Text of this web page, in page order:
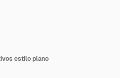
estilo plano